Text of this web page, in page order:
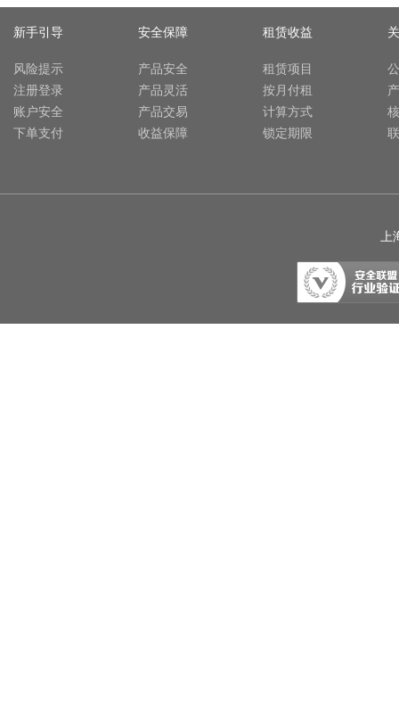
新手引导
风险提示
注册登录
账户安全
下单支付
安全保障
产品安全
产品灵活
产品交易
收益保障
租赁收益
租赁项目
按月付租
计算方式
锁定期限